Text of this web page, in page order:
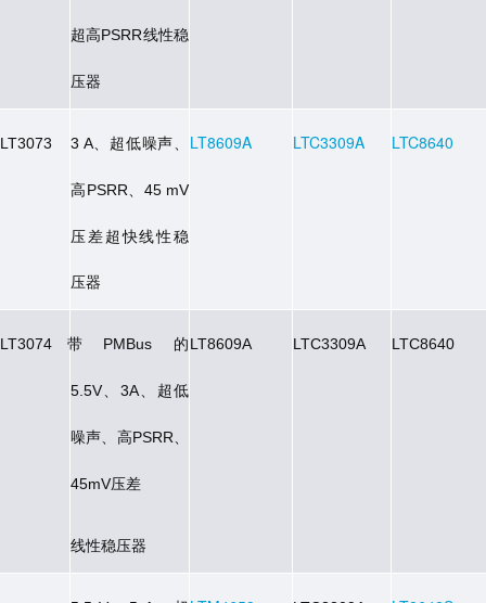
超高PSRR线性稳
压器
LT3073 3 A、超低噪声、
高PSRR、 45 mV
压差超快线性稳
压器
LT8609A LTC3309A LTC8640
LT3074 带 PMBus 的
5.5V、 3A、超低
噪声、高PSRR、
45mV压差
线性稳压器
LT8609A LTC3309A LTC8640